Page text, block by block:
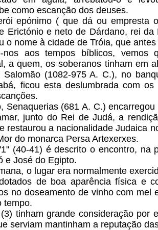
como escanção dos deuses.
epónimo ( que dá ou empresta
Erictónio e neto de Dárdano, rei
o nome à cidade de Tróia, que
nos aos tempos bíblicos,
a quem, os soberanos tinham em
Salomão (1082-975 A. C.), no
ficou esta deslumbrada com
Senaquerias (681 A. C.)
junto do Rei de Judá, a
restaurou a nacionalidade Judaica
do monarca Persa Artexerxes.
(40-41) é descrito o encontro, na
e José do Egipto.
o lugar era normalmente
de boa aparência física e
no doseamento de vinho com mel
tempo.
tinham grande consideração por
serviam mantinham a reputação